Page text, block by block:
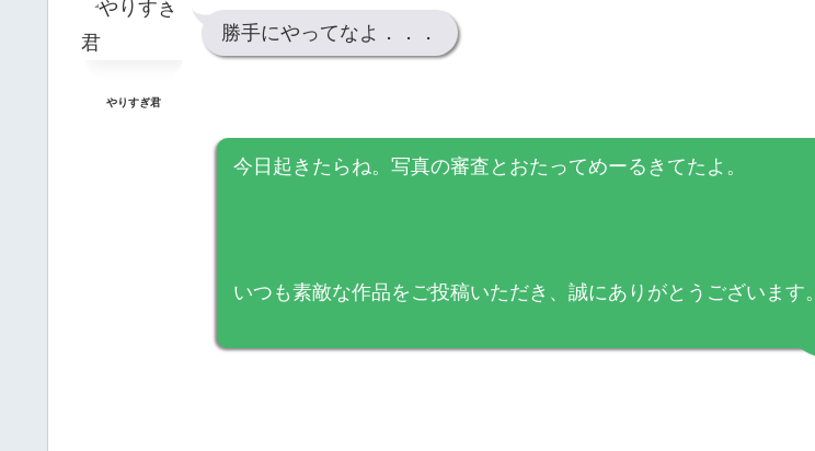
やりすぎ君
勝手にやってなよ．．．
今日起きたらね。写真の審査とおたってめーるきてたよ。
いつも素敵な作品をご投稿いただき、誠にありがとうございます。